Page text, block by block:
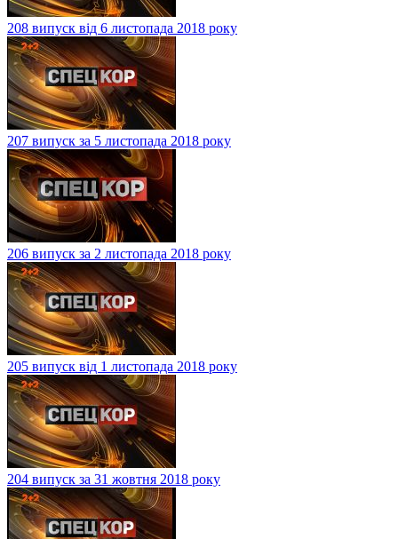
208 випуск від 6 листопада 2018 року
207 випуск за 5 листопада 2018 року
206 випуск за 2 листопада 2018 року
205 випуск від 1 листопада 2018 року
204 випуск за 31 жовтня 2018 року